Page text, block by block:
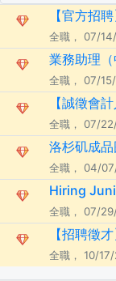
【官方招
全職， 07/
業務助理（
全職， 07/
【誠徵會
全職， 07/
洛杉矶成
全職， 04/
Hiring
全職， 07/
【招聘徵
全職， 10/